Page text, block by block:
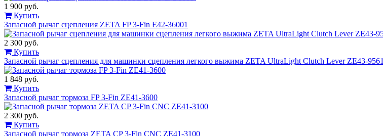
1 900 руб.
Купить
Запасной рычаг сцепления ZETA FP 3-Fin E42-36001
2 300 руб.
Купить
Запасной рычаг сцепления для машинки сцепления легкого выжима ZETA UltraLight Clutch Lever ZE43-9561
1 848 руб.
Купить
Запасной рычаг тормоза FP 3-Fin ZE41-3600
2 300 руб.
Купить
Запасной рычаг тормоза ZETA CP 3-Fin CNC ZE41-3100